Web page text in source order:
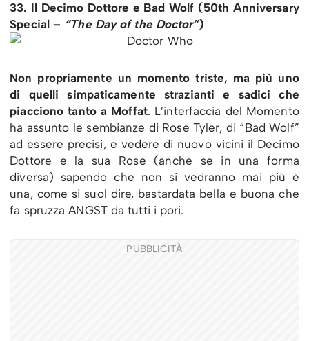
33. Il Decimo Dottore e Bad Wolf (50th Anniversary
Special – “The Day of the Doctor”)
Non propriamente un momento triste, ma più uno
di quelli simpaticamente strazianti e sadici che
piacciono tanto a Moffat. L’interfaccia del Momento
ha assunto le sembianze di Rose Tyler, di “Bad Wolf”
ad essere precisi, e vedere di nuovo vicini il Decimo
Dottore e la sua Rose (anche se in una forma
diversa) sapendo che non si vedranno mai più è
una, come si suol dire, bastardata bella e buona che
fa spruzza ANGST da tutti i pori.
PUBBLICITÀ